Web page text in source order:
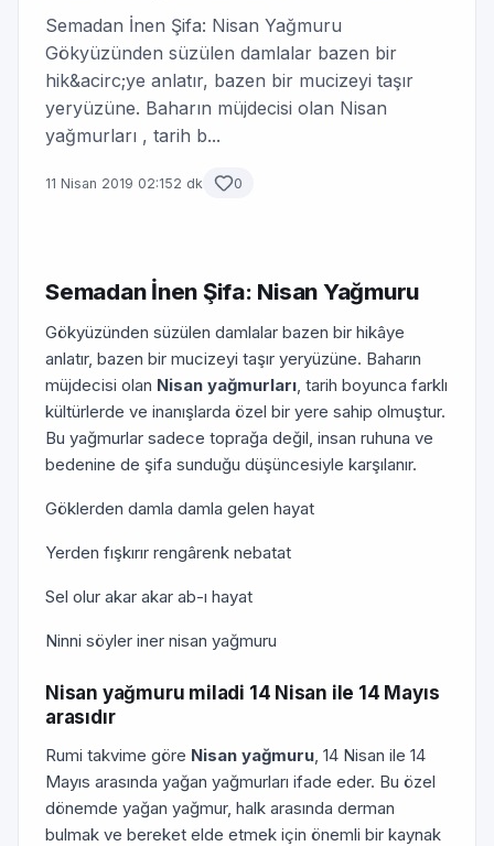
Semadan İnen Şifa: Nisan Yağmuru
Gökyüzünden süzülen damlalar bazen bir
hik&acirc;ye anlatır, bazen bir mucizeyi taşır
yeryüzüne. Baharın müjdecisi olan Nisan
yağmurları , tarih b...
11 Nisan 2019 02:152 dk 0
Semadan İnen Şifa: Nisan Yağmuru
Gökyüzünden süzülen damlalar bazen bir hikâye
anlatır, bazen bir mucizeyi taşır yeryüzüne. Baharın
müjdecisi olan Nisan yağmurları, tarih boyunca farklı
kültürlerde ve inanışlarda özel bir yere sahip olmuştur.
Bu yağmurlar sadece toprağa değil, insan ruhuna ve
bedenine de şifa sunduğu düşüncesiyle karşılanır.
Göklerden damla damla gelen hayat
Yerden fışkırır rengârenk nebatat
Sel olur akar akar ab-ı hayat
Ninni söyler iner nisan yağmuru
Nisan yağmuru miladi 14 Nisan ile 14 Mayıs
arasıdır
Rumi takvime göre Nisan yağmuru, 14 Nisan ile 14
Mayıs arasında yağan yağmurları ifade eder. Bu özel
dönemde yağan yağmur, halk arasında derman
bulmak ve bereket elde etmek için önemli bir kaynak